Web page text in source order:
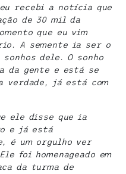
recebi a notícia que
de 30 milda
que eu vim
A semente ia ser o
dele. O sonho
da gente e está se
verdade, já está com
ele disse que ia
e já está
é um orgulho ver
foi homenageado em
da turma de